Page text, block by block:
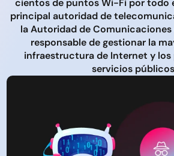
cientos de puntos Wi-Fi por todo
principal autoridad de
la Autoridad de Comunicaciones
responsable de gestionar la
infraestructura de Internet y los
servicios